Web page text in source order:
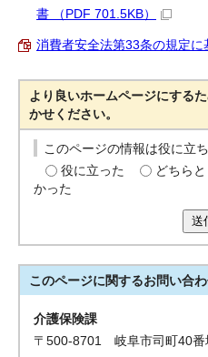
書 （PDF 701.5KB）
消費者安全法第33条の規定に
より良いホームページにする
かせください。
このページの情報は役に立
役に立った
どちら
かった
送
このページに関するお問い合
介護保険課
〒500-8701 岐阜市司町40